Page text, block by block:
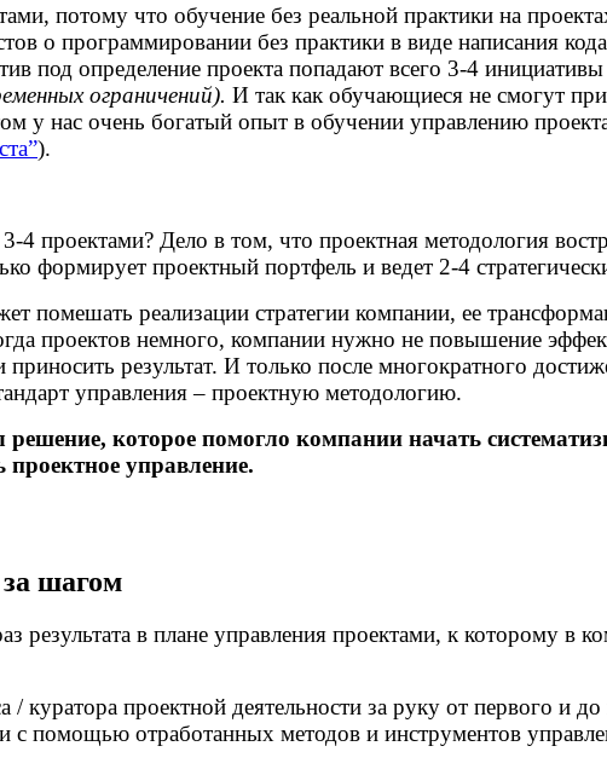
потому что обучение без реальной практики на
о программировании без практики в виде написания
под определение проекта попадают всего 3-4 инициативы
ограничений). И так как обучающиеся не смогут
у нас очень богатый опыт в обучении управлению
).
проектами? Дело в том, что проектная методология
формирует проектный портфель и ведет 2-4
помешать реализации стратегии компании, ее
проектов немного, компании нужно не повышение
результат. И только после многократного
управления – проектную методологию.
которое помогло компании начать
управление.
шагом
результата в плане управления проектами, к которому в
куратора проектной деятельности за руку от первого и
помощью отработанных методов и инструментов